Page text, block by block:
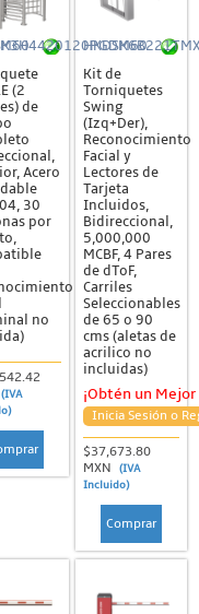
(2
de
Acero
30
por
no
(IVA
Kit de
Torniquetes
Swing
(Izq+Der),
Reconocimiento
Facial y
Lectores de
Tarjeta
Incluidos,
Bidireccional,
5,000,000
MCBF, 4 Pares
de dToF,
Carriles
Seleccionables
de 65 o 90
cms (aletas de
acrilico no
incluidas)
¡Obtén un
Inicia Sesión o
$37,673.80
MXN
(IVA
Incluido)
Comprar